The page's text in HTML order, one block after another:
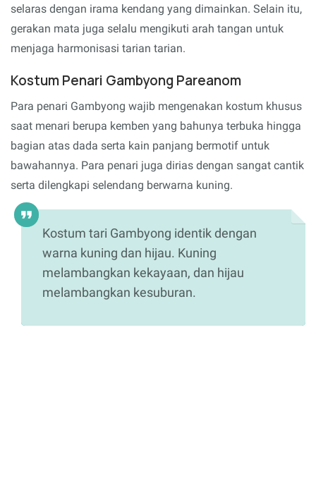
selaras dengan irama kendang yang dimainkan. Selain itu,
gerakan mata juga selalu mengikuti arah tangan untuk
menjaga harmonisasi tarian tarian.
Kostum Penari Gambyong Pareanom
Para penari Gambyong wajib mengenakan kostum khusus
saat menari berupa kemben yang bahunya terbuka hingga
bagian atas dada serta kain panjang bermotif untuk
bawahannya. Para penari juga dirias dengan sangat cantik
serta dilengkapi selendang berwarna kuning.
Kostum tari Gambyong identik dengan
warna kuning dan hijau. Kuning
melambangkan kekayaan, dan hijau
melambangkan kesuburan.